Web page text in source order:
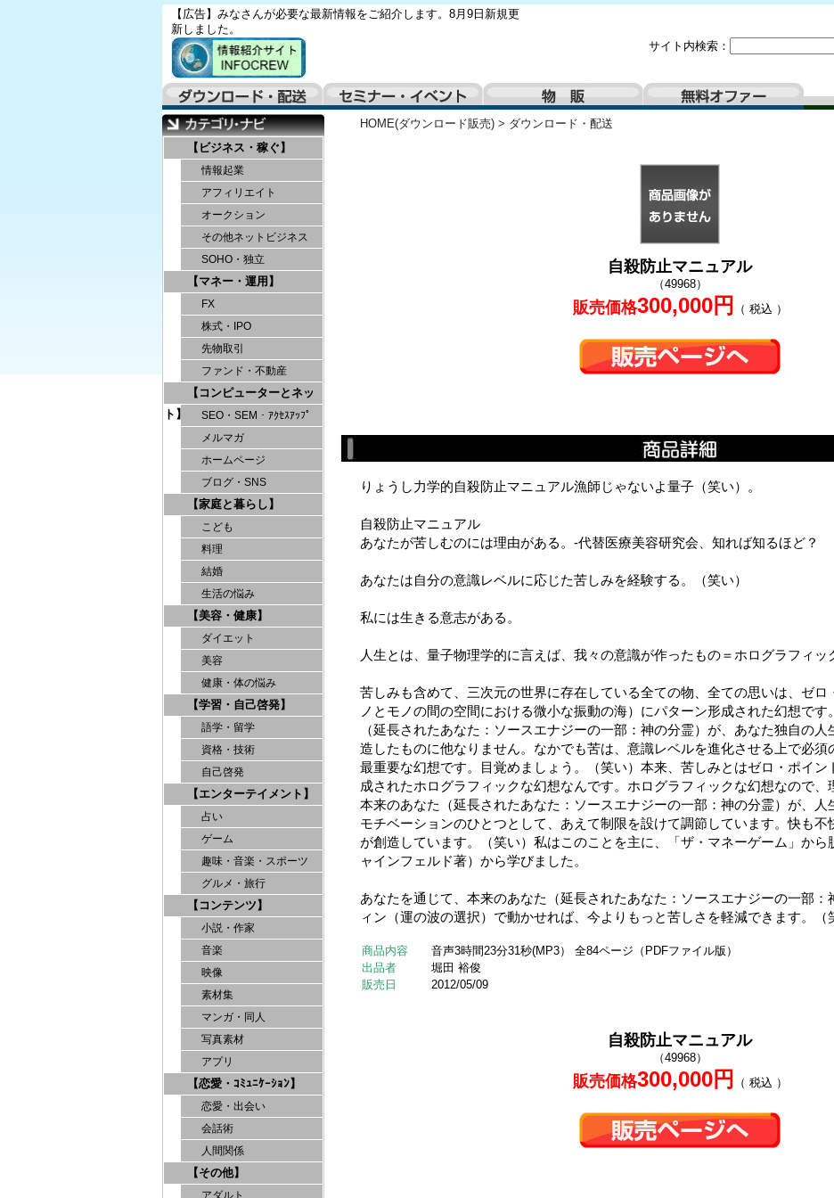
【広告】みなさんが必要な最新情報をご紹介します。8月9日新規更
新しました。
サイト内検索：
【ビジネス・稼ぐ】
情報起業
アフィリエイト
オークション
その他ネットビジネス
SOHO・独立
【マネー・運用】
FX
株式・IPO
先物取引
ファンド・不動産
【コンピューターとネッ
ト】
SEO・SEM・ｱｸｾｽｱｯﾌﾟ
メルマガ
ホームページ
ブログ・SNS
【家庭と暮らし】
こども
料理
結婚
生活の悩み
【美容・健康】
ダイエット
美容
健康・体の悩み
【学習・自己啓発】
語学・留学
資格・技術
自己啓発
【エンターテイメント】
占い
ゲーム
趣味・音楽・スポーツ
グルメ・旅行
【コンテンツ】
小説・作家
音楽
映像
素材集
マンガ・同人
写真素材
アプリ
【恋愛・ｺﾐｭﾆｹｰｼｮﾝ】
恋愛・出会い
会話術
人間関係
【その他】
アダルト
HOME(ダウンロード販売) > ダウンロード・配送
自殺防止マニュアル
（49968）
販売価格300,000円 （ 税込 ）
りょうし力学的自殺防止マニュアル漁師じゃないよ量子（笑い）。
自殺防止マニュアル
あなたが苦しむのには理由がある。-代替医療美容研究会、知れば知るほど？
あなたは自分の意識レベルに応じた苦しみを経験する。（笑い）
私には生きる意志がある。
人生とは、量子物理学的に言えば、我々の意識が作ったもの＝ホログラフィッ
苦しみも含めて、三次元の世界に存在している全ての物、全ての思いは、ゼロ
ノとモノの間の空間における微小な振動の海）にパターン形成された幻想です
（延長されたあなた：ソースエナジーの一部：神の分霊）が、あなた独自の人
造したものに他なりません。なかでも苦は、意識レベルを進化させる上で必須
最重要な幻想です。目覚めましょう。（笑い）本来、苦しみとはゼロ・ポイン
成されたホログラフィックな幻想なんです。ホログラフィックな幻想なので、
本来のあなた（延長されたあなた：ソースエナジーの一部：神の分霊）が、人
モチベーションのひとつとして、あえて制限を設けて調節しています。快も不
が創造しています。（笑い）私はこのことを主に、「ザ・マネーゲーム」から
ャインフェルド著）から学びました。
あなたを通じて、本来のあなた（延長されたあなた：ソースエナジーの一部：
ィン（運の波の選択）で動かせれば、今よりもっと苦しさを軽減できます。（
商品内容
音声3時間23分31秒(MP3） 全84ページ（PDFファイル版）
出品者
堀田 裕俊
販売日
2012/05/09
自殺防止マニュアル
（49968）
販売価格300,000円 （ 税込 ）